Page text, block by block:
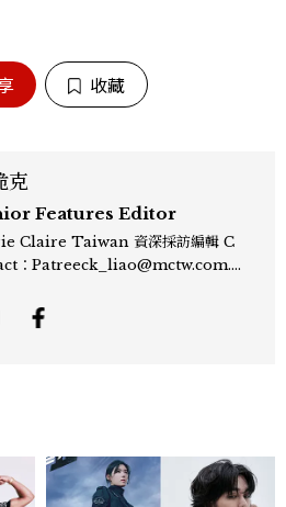
收藏
克
Features Editor
Claire Taiwan 資深採訪編輯 C
：Patreeck_liao@mctw.com.t
的觀察力與敘事能力，撰寫出兼具深度
感的專題內容，長期關注亞洲娛樂、人
平台敘事語言。認為好的內容不僅是
代，更是溫柔的行動——在每一段訪